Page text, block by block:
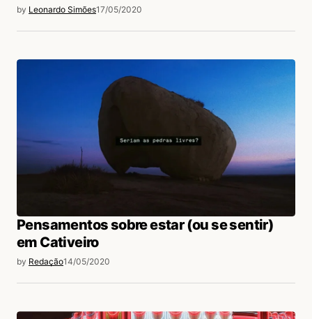
by Leonardo Simões17/05/2020
Pensamentos sobre estar (ou se sentir)
em Cativeiro
by Redação14/05/2020